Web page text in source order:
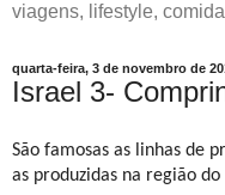
viagens, lifestyle,
quarta-feira, 3 de novembro de
Israel 3-
São famosas as linhas de
as produzidas na região do